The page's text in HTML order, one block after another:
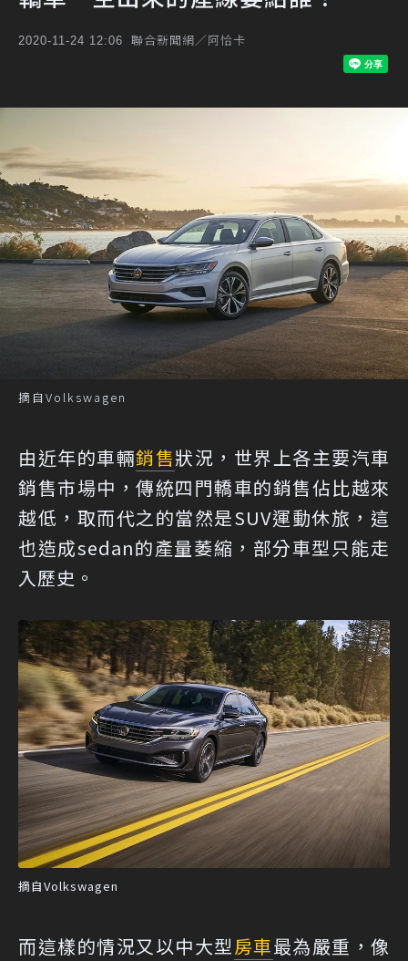
2020-11-24 12:06 聯合新聞網／阿恰卡
摘自Volkswagen
由近年的車輛銷售狀況，世界上各主要汽車
銷售市場中，傳統四門轎車的銷售佔比越來
越低，取而代之的當然是SUV運動休旅，這
也造成sedan的產量萎縮，部分車型只能走
入歷史。
摘自Volkswagen
而這樣的情況又以中大型房車最為嚴重，像